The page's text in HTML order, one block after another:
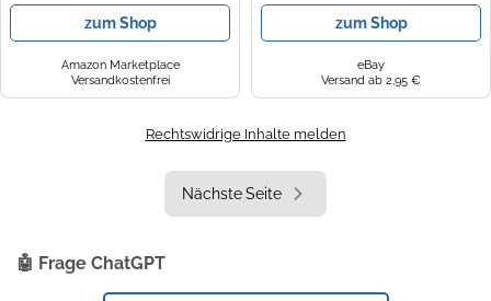
Türkantenschutz
Selbstklebend Auto Zubehör
Schwarz,10m
zum Shop
Amazon Marketplace
Versandkostenfrei
zum Shop
eBay
Versand ab 2,95 €
Rechtswidrige Inhalte melden
Nächste Seite
🤖 Frage ChatGPT